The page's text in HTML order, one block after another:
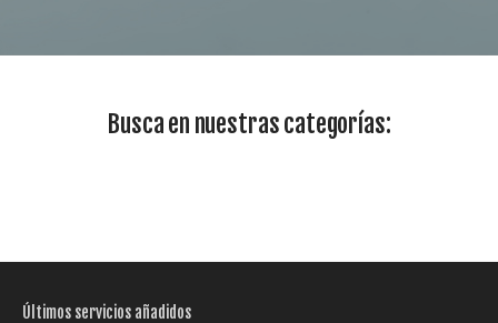
Busca en nuestras categorías:
Últimos servicios añadidos